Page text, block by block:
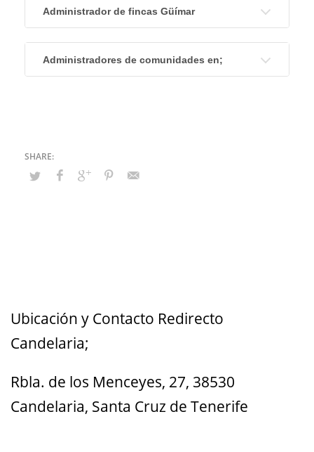
Administrador de fincas Güímar
Administradores de comunidades en;
Ubicación y Contacto Redirecto
Candelaria;
Rbla. de los Menceyes, 27, 38530
Candelaria, Santa Cruz de Tenerife